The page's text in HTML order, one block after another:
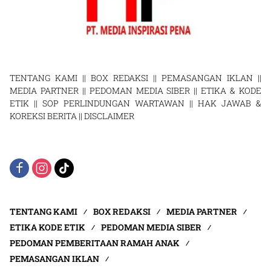
TENTANG KAMI || BOX REDAKSI || PEMASANGAN IKLAN ||
MEDIA PARTNER|| PEDOMAN MEDIA SIBER ||ETIKA & KODE
ETIK || SOP PERLINDUNGAN WARTAWAN || HAK JAWAB &
KOREKSI BERITA || DISCLAIMER
TENTANG KAMI BOX REDAKSI
MEDIA PARTNER
ETIKA KODE ETIK
PEDOMAN MEDIA SIBER
PEDOMAN PEMBERITAAN RAMAH ANAK
PEMASANGAN IKLAN